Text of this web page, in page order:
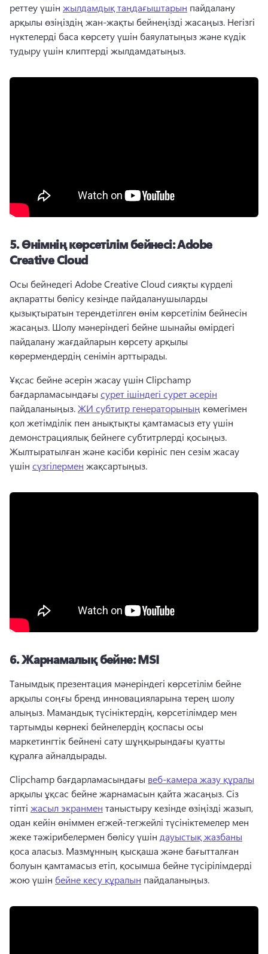
реттеу үшін жылдамдық таңдағыштарын пайдалану
арқылы өзіңіздің жан-жақты бейнеңізді жасаңыз. Негізгі
нүктелерді баса көрсету үшін баяулатыңыз және күдік
тудыру үшін клиптерді жылдамдатыңыз.
5.Өнімнің көрсетілім бейнесі: Adobe
Creative Cloud
Осы бейнедегі Adobe Creative Cloud сияқты күрделі
ақпаратты бөлісу кезінде пайдаланушыларды
қызықтыратын тереңдетілген өнім көрсетілім бейнесін
жасаңыз. Шолу мәнеріндегі бейне шынайы өмірдегі
пайдалану жағдайларын көрсету арқылы
көрермендердің сенімін арттырады.
Ұқсас бейне әсерін жасау үшін Clipchamp
бағдарламасындағы сурет ішіндегі сурет әсерін
пайдаланыңыз. ЖИ субтитр генераторының көмегімен
қол жетімділік пен анықтықты қамтамасыз ету үшін
Жылтыратылған және кәсіби көрініс пен сезім жасау
үшін сүзгілермен жақсартыңыз.
6.Жарнамалық бейне: MSI
Танымдық презентация мәнеріндегі көрсетілім бейне
арқылы соңғы бренд инновацияларына терең шолу
алыңыз. Мамандық түсініктердің, көрсетілімдер мен
тартымды көрнекі бейнелердің қоспасы осы
маркетингтік бейнені сату шұңқырындағы қуатты
құралға айналдырады.
Clipchamp бағдарламасындағы веб-камера жазу құралы
арқылы ұқсас бейне жарнамасын қайта жасаңыз. Сіз
тіпті жасыл экранмен таныстыру кезінде өзіңізді жазып,
одан кейін өніммен егжей-тегжейлі түсініктемелер мен
жеке тәжірибелермен бөлісу үшін дауыстық жазбаны
қоса аласыз. Мазмұнның қысқаша және бағытталған
болуын қамтамасыз етіп, қосымша бейне түсірілімдерді
жою үшін бейне кесу құралын пайдаланыңыз.